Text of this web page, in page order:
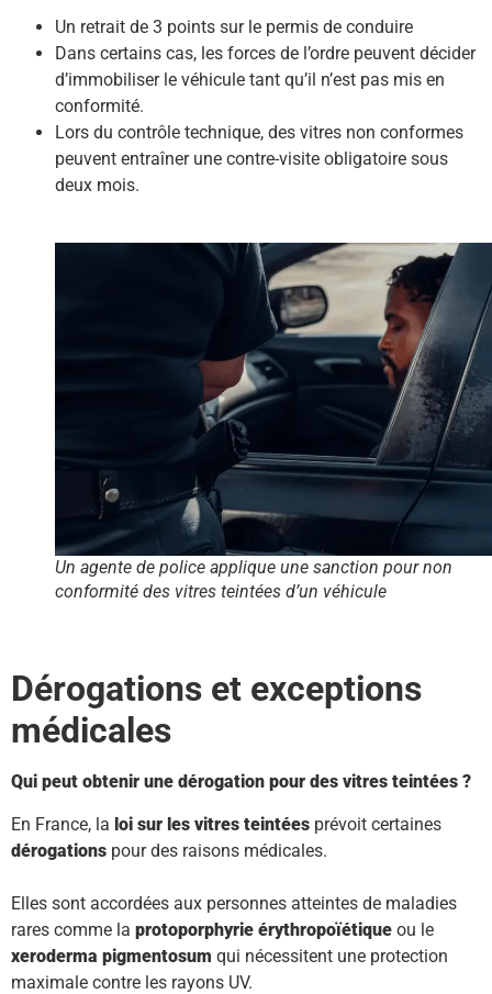
Un retrait de 3 points sur le permis de conduire
Dans certains cas, les forces de l’ordre peuvent décider
d’immobiliser le véhicule tant qu’il n’est pas mis en
conformité.
Lors du contrôle technique, des vitres non conformes
peuvent entraîner une contre-visite obligatoire sous
deux mois.
Un agente de police applique une sanction pour non
conformité des vitres teintées d’un véhicule
Dérogations et exceptions
médicales
Qui peut obtenir une dérogation pour des vitres teintées ?
En France, la loi sur les vitres teintées prévoit certaines
dérogations pour des raisons médicales.
Elles sont accordées aux personnes atteintes de maladies
rares comme la protoporphyrie érythropoïétique ou le
xeroderma pigmentosum qui nécessitent une protection
maximale contre les rayons UV.